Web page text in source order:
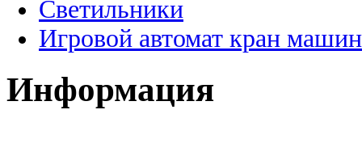
Светильники
Игровой автомат кран
Информация